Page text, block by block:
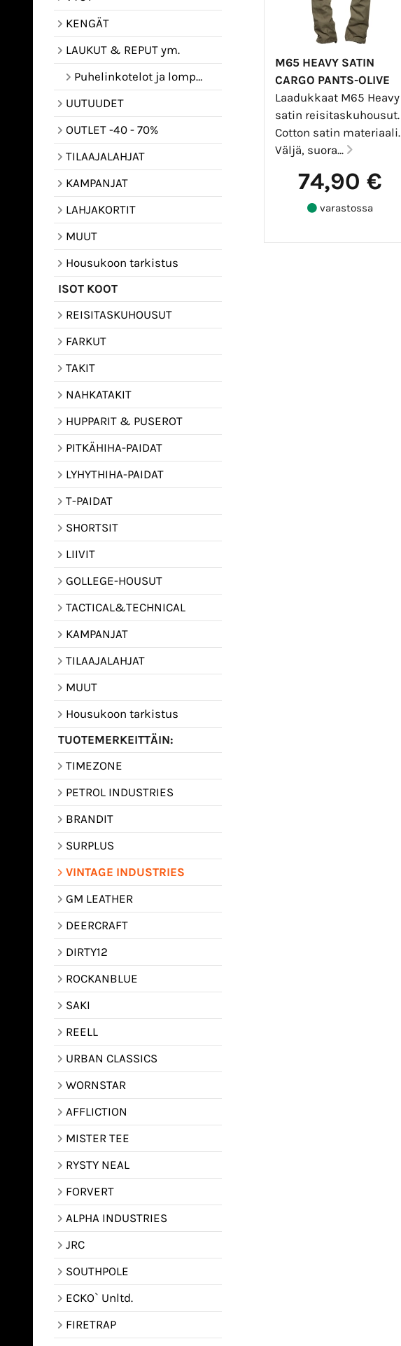
KENGÄT
LAUKUT & REPUT ym.
Puhelinkotelot ja lompakot
UUTUUDET
OUTLET -40 - 70%
TILAAJALAHJAT
KAMPANJAT
LAHJAKORTIT
MUUT
Housukoon tarkistus
ISOT KOOT
REISITASKUHOUSUT
FARKUT
TAKIT
NAHKATAKIT
HUPPARIT & PUSEROT
PITKÄHIHA-PAIDAT
LYHYTHIHA-PAIDAT
T-PAIDAT
SHORTSIT
LIIVIT
GOLLEGE-HOUSUT
TACTICAL&TECHNICAL
KAMPANJAT
TILAAJALAHJAT
MUUT
Housukoon tarkistus
TUOTEMERKEITTÄIN:
TIMEZONE
PETROL INDUSTRIES
BRANDIT
SURPLUS
VINTAGE INDUSTRIES
GM LEATHER
DEERCRAFT
DIRTY12
ROCKANBLUE
SAKI
REELL
URBAN CLASSICS
WORNSTAR
AFFLICTION
MISTER TEE
RYSTY NEAL
FORVERT
ALPHA INDUSTRIES
JRC
SOUTHPOLE
ECKO` Unltd.
FIRETRAP
M65 HEAVY SATIN
CARGO PANTS-OLIVE
Laadukkaat M65 Heavy
satin reisitaskuhousut.
Cotton satin materiaali.
Väljä, suora...
74,90 €
varastossa